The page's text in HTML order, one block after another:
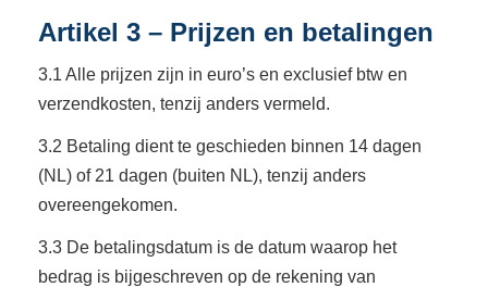
Artikel 3 – Prijzen en betalingen
3.1 Alle prijzen zijn in euro’s en exclusief btw en
verzendkosten, tenzij anders vermeld.
3.2 Betaling dient te geschieden binnen 14 dagen
(NL) of 21 dagen (buiten NL), tenzij anders
overeengekomen.
3.3 De betalingsdatum is de datum waarop het
bedrag is bijgeschreven op de rekening van